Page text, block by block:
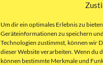
Um dir ein optimales Erlebnis zu
Geräteinformationen zu speichern
Technologien zustimmst, können wir
dieser Website verarbeiten. Wenn du
können bestimmte Merkmale und